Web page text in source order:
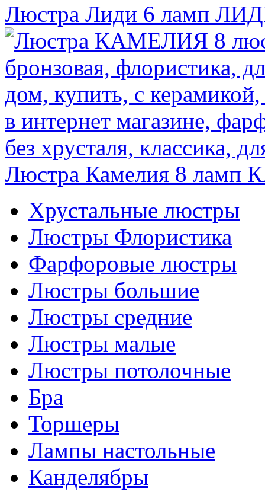
Люстра Лиди 6 ламп
Люстра Камелия 8 ламп
Хрустальные люстры
Люстры Флористика
Фарфоровые люстры
Люстры большие
Люстры средние
Люстры малые
Люстры потолочные
Бра
Торшеры
Лампы настольные
Канделябры